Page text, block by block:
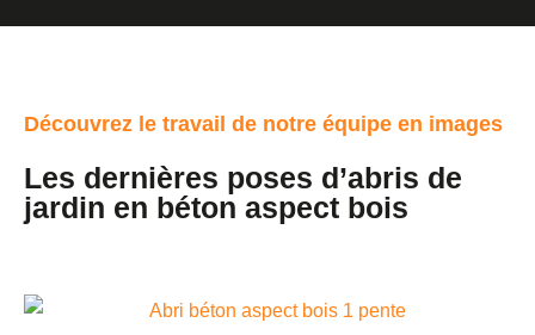
Découvrez le travail de notre équipe en images
Les dernières poses d’abris de
jardin en béton aspect bois